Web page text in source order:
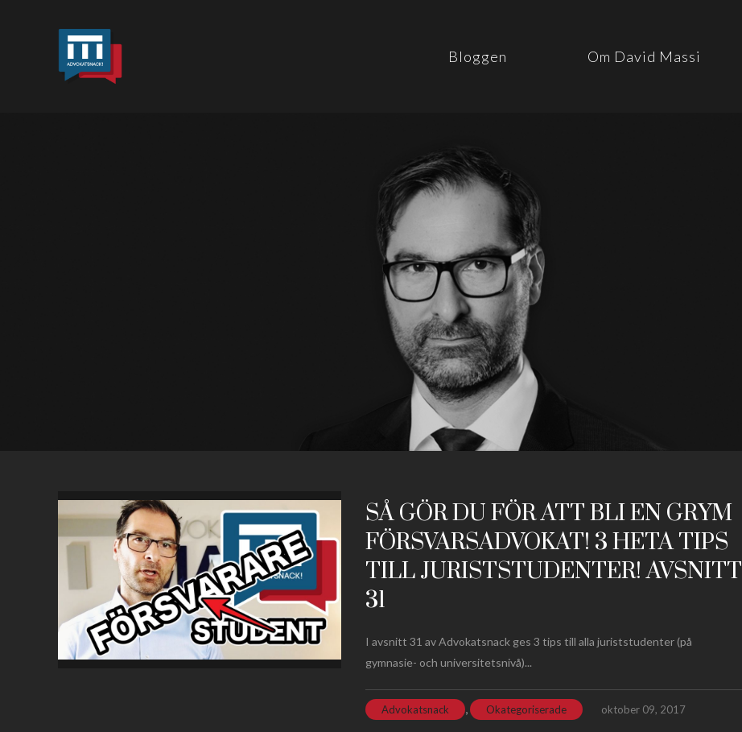
Bloggen Om David Massi
SÅ GÖR DU FÖR ATT BLI EN GRYM
FÖRSVARSADVOKAT! 3 HETA TIPS
TILL JURISTSTUDENTER! AVSNITT
31
I avsnitt 31 av Advokatsnack ges 3 tips till alla juriststudenter (på
gymnasie- och universitetsnivå)...
Advokatsnack , Okategoriserade oktober 09, 2017